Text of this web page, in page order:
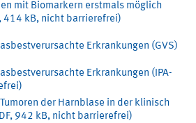
mit Biomarkern erstmals möglich
414 kB, nicht barrierefrei)
Erkrankungen (GVS)
Erkrankungen (IPA-
der Harnblase in der klinisch
942 kB, nicht barrierefrei)